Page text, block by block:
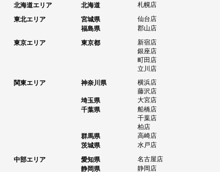
北海道エリア 北海道
札幌店
東北エリア
宮城県
仙台店
福島県
郡山店
東京エリア
東京都
新宿店
銀座店
町田店
立川店
関東エリア
神奈川県
横浜店
藤沢店
埼玉県
大宮店
千葉県
船橋店
千葉店
柏店
群馬県
高崎店
茨城県
水戸店
中部エリア
愛知県
名古屋店
静岡県
静岡店